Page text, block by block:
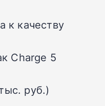
к качеству
Charge 5
руб.)